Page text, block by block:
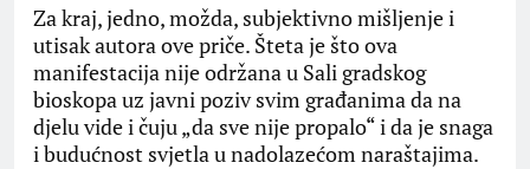
Za kraj, jedno, možda, subjektivno mišljenje i
utisak autora ove priče. Šteta je što ova
manifestacija nije održana u Sali gradskog
bioskopa uz javni poziv svim građanima da na
djelu vide i čuju „da sve nije propalo“ i da je snaga
i budućnost svjetla u nadolazećom naraštajima.